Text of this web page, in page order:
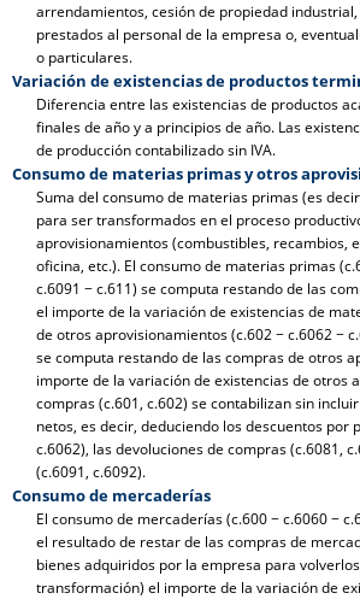
arrendamientos, cesión de propiedad
prestados al personal de la empresa o,
o particulares.
Variación de existencias de productos
Diferencia entre las existencias de productos
finales de año y a principios de año. Las
de producción contabilizado sin IVA.
Consumo de materias primas y otros
Suma del consumo de materias primas (es
para ser transformados en el proceso
aprovisionamientos (combustibles, recambios,
oficina, etc.). El consumo de materias primas
c.6091 − c.611) se computa restando de las
el importe de la variación de existencias de
de otros aprovisionamientos (c.602 − c.6062 −
se computa restando de las compras de otros
importe de la variación de existencias de otros
compras (c.601, c.602) se contabilizan sin
netos, es decir, deduciendo los descuentos por
c.6062), las devoluciones de compras (c.6081,
(c.6091, c.6092).
Consumo de mercaderías
El consumo de mercaderías (c.600 − c.6060 −
el resultado de restar de las compras de
bienes adquiridos por la empresa para
transformación) el importe de la variación de